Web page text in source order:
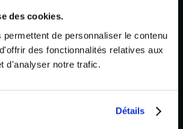
des cookies.
permettent de personnaliser le contenu
des fonctionnalités relatives aux
d'analyser notre trafic.
Détails
risquent d’être débiles.